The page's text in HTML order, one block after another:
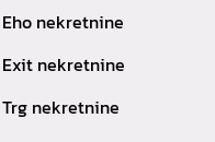
Eho nekretnine
Exit nekretnine
Trg nekretnine